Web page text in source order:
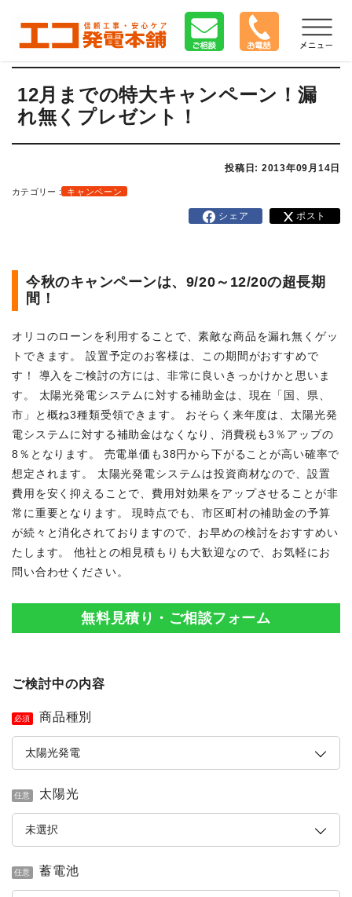
12月までの特大キャンペーン！漏
れ無くプレゼント！
投稿日: 2013年09月14日
カテゴリー : キャンペーン
シェア ポスト
今秋のキャンペーンは、9/20～12/20の超長期
間！
オリコのローンを利用することで、素敵な商品を漏れ無くゲッ
トできます。 設置予定のお客様は、この期間がおすすめで
す！ 導入をご検討の方には、非常に良いきっかけかと思いま
す。 太陽光発電システムに対する補助金は、現在「国、県、
市」と概ね3種類受領できます。 おそらく来年度は、太陽光発
電システムに対する補助金はなくなり、消費税も3％アップの
8％となります。 売電単価も38円から下がることが高い確率で
想定されます。 太陽光発電システムは投資商材なので、設置
費用を安く抑えることで、費用対効果をアップさせることが非
常に重要となります。 現時点でも、市区町村の補助金の予算
が続々と消化されておりますので、お早めの検討をおすすめい
たします。 他社との相見積もりも大歓迎なので、お気軽にお
問い合わせください。
無料見積り・ご相談フォーム
ご検討中の内容
必須 商品種別
任意 太陽光
任意 蓄電池